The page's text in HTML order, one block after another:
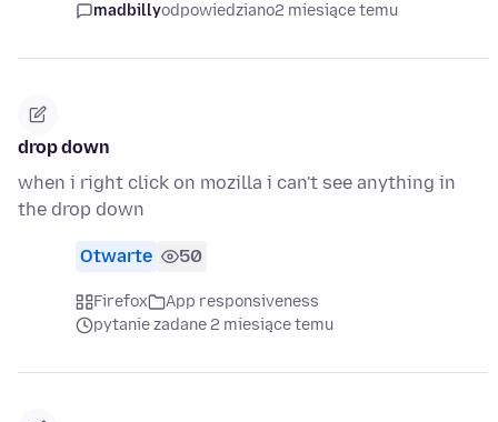
madbillyodpowiedziano2 miesiące temu
drop down
when i right click on mozilla i can't see anything in
the drop down
Otwarte 50
Firefox
App responsiveness
pytanie zadane 2 miesiące temu